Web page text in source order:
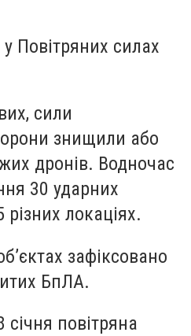
Повітряних силах
сили
знищили або
дронів. Водночас
30 ударних
різних локаціях.
зафіксовано
БпЛА.
повітряна